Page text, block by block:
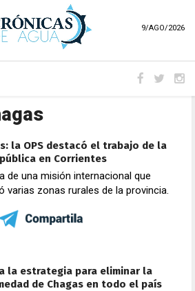
9/AGO/2026
la OPS destacó el trabajo de la
en Corrientes
de una misión internacional que
varias zonas rurales de la provincia.
la estrategia para eliminar la
de Chagas en todo el país